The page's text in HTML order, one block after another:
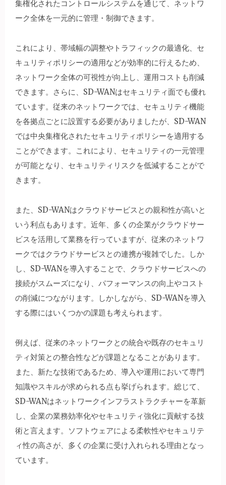
集権化されたコントロールシステムを通じて、ネットワ
ーク全体を一元的に管理・制御できます。
これにより、帯域幅の調整やトラフィックの最適化、セ
キュリティポリシーの適用などが効率的に行えるため、
ネットワーク全体の可視性が向上し、運用コストも削減
できます。さらに、SD-WANはセキュリティ面でも優れ
ています。従来のネットワークでは、セキュリティ機能
を各拠点ごとに設置する必要がありましたが、SD-WAN
では中央集権化されたセキュリティポリシーを適用する
ことができます。これにより、セキュリティの一元管理
が可能となり、セキュリティリスクを低減することがで
きます。
また、SD-WANはクラウドサービスとの親和性が高いと
いう利点もあります。近年、多くの企業がクラウドサー
ビスを活用して業務を行っていますが、従来のネットワ
ークではクラウドサービスとの連携が複雑でした。しか
し、SD-WANを導入することで、クラウドサービスへの
接続がスムーズになり、パフォーマンスの向上やコスト
の削減につながります。しかしながら、SD-WANを導入
する際にはいくつかの課題も考えられます。
例えば、従来のネットワークとの統合や既存のセキュリ
ティ対策との整合性などが課題となることがあります。
また、新たな技術であるため、導入や運用において専門
知識やスキルが求められる点も挙げられます。総じて、
SD-WANはネットワークインフラストラクチャーを革新
し、企業の業務効率化やセキュリティ強化に貢献する技
術と言えます。ソフトウェアによる柔軟性やセキュリテ
ィ性の高さが、多くの企業に受け入れられる理由となっ
ています。